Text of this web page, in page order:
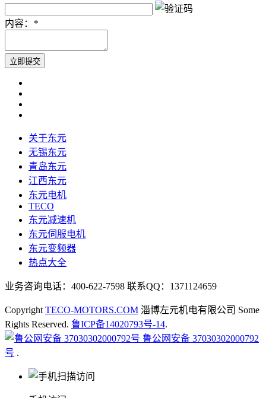
内容： *
关于东元
无锡东元
青岛东元
江西东元
东元电机
TECO
东元减速机
东元伺服电机
东元变频器
热点大全
业务咨询电话：400-622-7598 联系QQ：1371124659
Copyright TECO-MOTORS.COM 淄博左元机电有限公司 Some
Rights Reserved. 鲁ICP备14020793号-14.
鲁公网安备 37030302000792
号 .